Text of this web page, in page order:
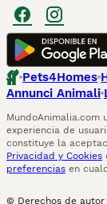
Pets4Homes
Annunci Animali
MundoAnimalia.com
experiencia de
constituye la
Privacidad y Cookies
preferencias en
© Derechos de autor